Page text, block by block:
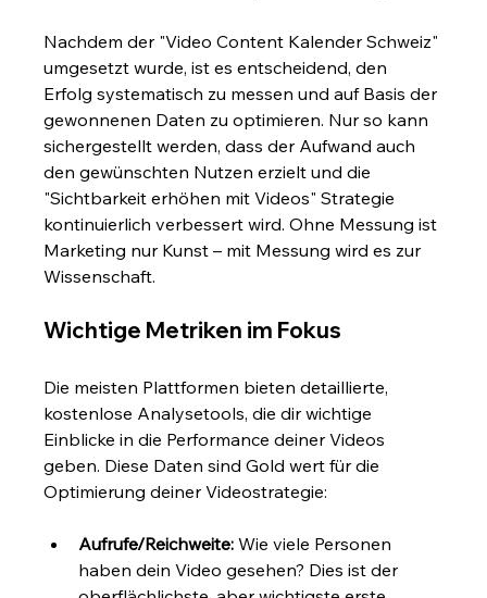
Nachdem der "Video Content Kalender Schweiz"
umgesetzt wurde, ist es entscheidend, den
Erfolg systematisch zu messen und auf Basis der
gewonnenen Daten zu optimieren. Nur so kann
sichergestellt werden, dass der Aufwand auch
den gewünschten Nutzen erzielt und die
"Sichtbarkeit erhöhen mit Videos" Strategie
kontinuierlich verbessert wird. Ohne Messung ist
Marketing nur Kunst – mit Messung wird es zur
Wissenschaft.
Wichtige Metriken im Fokus
Die meisten Plattformen bieten detaillierte,
kostenlose Analysetools, die dir wichtige
Einblicke in die Performance deiner Videos
geben. Diese Daten sind Gold wert für die
Optimierung deiner Videostrategie:
Aufrufe/Reichweite: Wie viele Personen
haben dein Video gesehen? Dies ist der